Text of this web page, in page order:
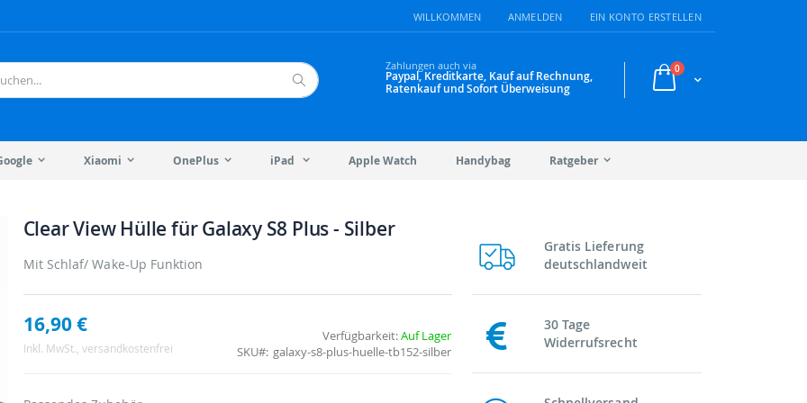
WILLKOMMEN ANMELDEN EIN KONTO ERSTELLEN
Warenkorb
0Artikel
Zahlungen auch via
Paypal, Kreditkarte, Kauf auf Rechnung,
Ratenkauf und Sofort Überweisung
Xiaomi OnePlus iPad Apple Watch Handybag Ratgeber
Clear View Hülle für Galaxy S8 Plus - Silber
Mit Schlaf/ Wake-Up Funktion
16,90 €
Inkl. MwSt., versandkostenfrei
Verfügbarkeit:Auf Lager
SKU
galaxy-s8-plus-huelle-tb152-silber
Gratis Lieferung
deutschlandweit
30 Tage
Widerrufsrecht